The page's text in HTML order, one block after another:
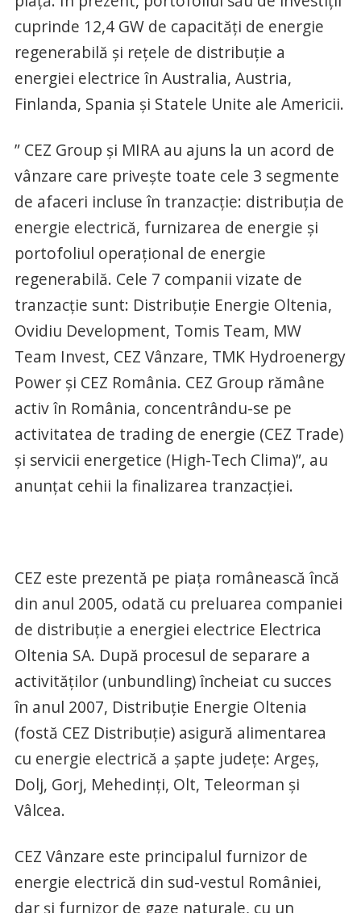
cuprinde 12,4 GW de capacităţi de energie
regenerabilă şi reţele de distribuţie a
energiei electrice în Australia, Austria,
Finlanda, Spania şi Statele Unite ale Americii.
” CEZ Group şi MIRA au ajuns la un acord de
vânzare care priveşte toate cele 3 segmente
de afaceri incluse în tranzacţie: distribuţia de
energie electrică, furnizarea de energie şi
portofoliul operaţional de energie
regenerabilă. Cele 7 companii vizate de
tranzacţie sunt: Distribuţie Energie Oltenia,
Ovidiu Development, Tomis Team, MW
Team Invest, CEZ Vânzare, TMK Hydroenergy
Power şi CEZ România. CEZ Group rămâne
activ în România, concentrându-se pe
activitatea de trading de energie (CEZ Trade)
şi servicii energetice (High-Tech Clima)”, au
anunțat cehii la finalizarea tranzacției.
CEZ este prezentă pe piaţa românească încă
din anul 2005, odată cu preluarea companiei
de distribuţie a energiei electrice Electrica
Oltenia SA. După procesul de separare a
activităţilor (unbundling) încheiat cu succes
în anul 2007, Distribuţie Energie Oltenia
(fostă CEZ Distribuţie) asigură alimentarea
cu energie electrică a şapte judeţe: Argeş,
Dolj, Gorj, Mehedinţi, Olt, Teleorman şi
Vâlcea.
CEZ Vânzare este principalul furnizor de
energie electrică din sud-vestul României,
dar şi furnizor de gaze naturale, cu un